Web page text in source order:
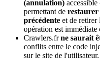
(annulation)
permettant de restaurer
précédente et de retirer
opération est immédiate
Crawlers.frne saurait
conflits entre le code
sur le site de l'utilisateur.